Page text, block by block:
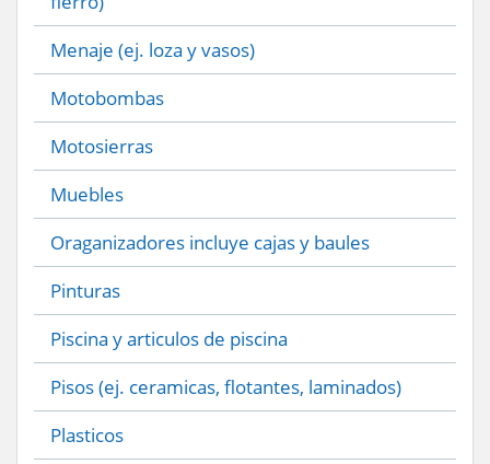
Menaje (ej. loza y vasos)
Motobombas
Motosierras
Muebles
Oraganizadores incluye cajas y baules
Pinturas
Piscina y articulos de piscina
Pisos (ej. ceramicas, flotantes, laminados)
Plasticos